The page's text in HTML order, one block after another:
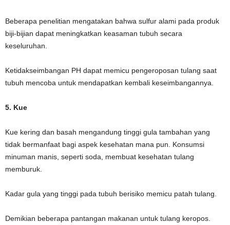
Beberapa penelitian mengatakan bahwa sulfur alami pada produk
biji-bijian dapat meningkatkan keasaman tubuh secara
keseluruhan.
Ketidakseimbangan PH dapat memicu pengeroposan tulang saat
tubuh mencoba untuk mendapatkan kembali keseimbangannya.
5. Kue
Kue kering dan basah mengandung tinggi gula tambahan yang
tidak bermanfaat bagi aspek kesehatan mana pun. Konsumsi
minuman manis, seperti soda, membuat kesehatan tulang
memburuk.
Kadar gula yang tinggi pada tubuh berisiko memicu patah tulang.
Demikian beberapa pantangan makanan untuk tulang keropos.